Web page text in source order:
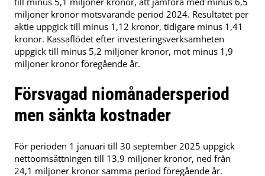
miljoner kronor motsvarande period 2024. Resultatet per
aktie uppgick till minus 1,12 kronor, tidigare minus 1,41
kronor. Kassaflödet efter investeringsverksamheten
uppgick till minus 5,2 miljoner kronor, mot minus 1,9
miljoner kronor föregående år.
Försvagad niomånadersperiod
men sänkta kostnader
För perioden 1 januari till 30 september 2025 uppgick
nettoomsättningen till 13,9 miljoner kronor, ned från
24,1 miljoner kronor samma period föregående år.